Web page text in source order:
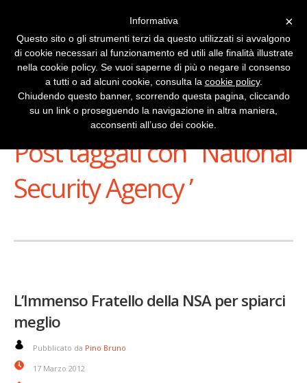
Stai Visualizzando
Post taggati con ‘ National
Security Agency ’
L’Immenso Fratello della NSA per spiarci
meglio
Pubblicato da Pino Bruno
17 Marzo 2012
×
Informativa
Questo sito o gli strumenti terzi da questo utilizzati si avvalgono
di cookie necessari al funzionamento ed utili alle finalità illustrate
nella cookie policy. Se vuoi saperne di più o negare il consenso
a tutti o ad alcuni cookie, consulta la cookie policy.
Chiudendo questo banner, scorrendo questa pagina, cliccando
su un link o proseguendo la navigazione in altra maniera,
acconsenti all’uso dei cookie.